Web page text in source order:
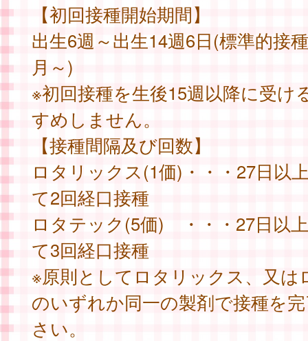
【初回接種開始期間】
出生6週～出生14週6日(標準的接
月～)
※初回接種を生後15週以降に受け
すめしません。
【接種間隔及び回数】
ロタリックス(1価)・・・27日以
て2回経口接種
ロタテック(5価) ・・・27日以
て3回経口接種
※原則としてロタリックス、又は
のいずれか同一の製剤で接種を
さい。